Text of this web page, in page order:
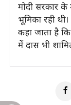
मोदी सरकार
भूमिका रही थी।
कहा जाता है
में दास भी